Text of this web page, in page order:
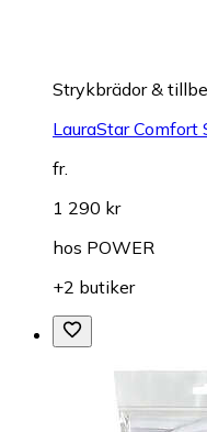
Strykbrädor &
LauraStar
fr.
1 290 kr
hos POWER
+2 butiker